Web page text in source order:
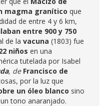
magma granítico que
de entre 4 y 6 km,
entre 900 y 750
de la vacuna (1803) fue
niños en una
tutelada por Isabel
, de Francisco de
por la luz que
un óleo blanco sino
tono anaranjado.